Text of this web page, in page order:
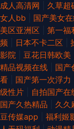
成人高清网
久草超
女人bb
国产美女
美区亚洲区
第一福
频
日本不卡二区
影院
豆花日韩欧美
精品视频在线
国产
看
国产第一次浮力
级性片
自拍国产在
国产久热精品
久久
豆传媒app
福利姬